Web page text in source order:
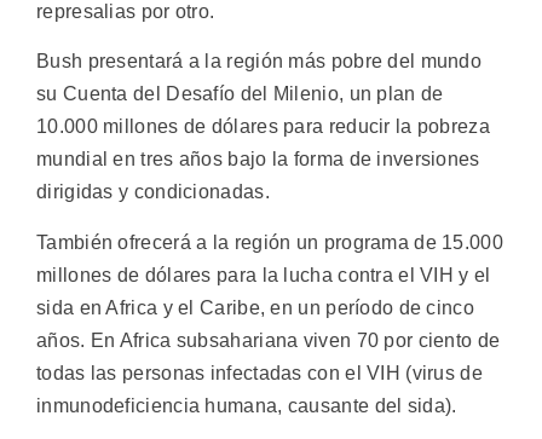
represalias por otro.
Bush presentará a la región más pobre del mundo
su Cuenta del Desafío del Milenio, un plan de
10.000 millones de dólares para reducir la pobreza
mundial en tres años bajo la forma de inversiones
dirigidas y condicionadas.
También ofrecerá a la región un programa de 15.000
millones de dólares para la lucha contra el VIH y el
sida en Africa y el Caribe, en un período de cinco
años. En Africa subsahariana viven 70 por ciento de
todas las personas infectadas con el VIH (virus de
inmunodeficiencia humana, causante del sida).